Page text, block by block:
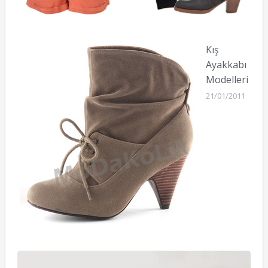
Kış
Ayakkabı
Modelleri
21/01/2011